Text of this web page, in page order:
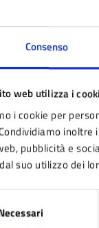
Consenso
web utilizza i
i cookie per
inoltre
pubblicità e
suo utilizzo dei